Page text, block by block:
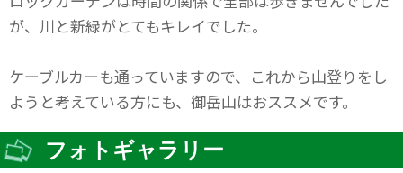
が、川と新緑がとてもキレイでした。
ケーブルカーも通っていますので、これから山登りをし
ようと考えている方にも、御岳山はおススメです。
フォトギャラリー